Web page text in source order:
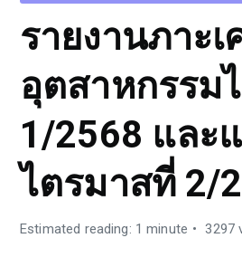
รายงานภาะ
อุตสาหกรรม
1/2568 และ
ไตรมาสที่ 2/
Estimated reading: 1 minute 3297